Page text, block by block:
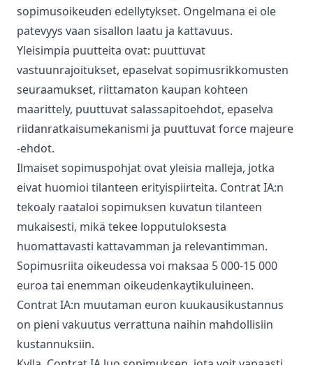
sopimusoikeuden edellytykset. Ongelmana ei ole
patevyys vaan sisallon laatu ja kattavuus.
Yleisimpia puutteita ovat: puuttuvat
vastuunrajoitukset, epaselvat sopimusrikkomusten
seuraamukset, riittamaton kaupan kohteen
maarittely, puuttuvat salassapitoehdot, epaselva
riidanratkaisumekanismi ja puuttuvat force majeure
-ehdot.
Ilmaiset sopimuspohjat ovat yleisia malleja, jotka
eivat huomioi tilanteen erityispiirteita. Contrat IA:n
tekoaly raataloi sopimuksen kuvatun tilanteen
mukaisesti, mikä tekee lopputuloksesta
huomattavasti kattavamman ja relevantimman.
Sopimusriita oikeudessa voi maksaa 5 000-15 000
euroa tai enemman oikeudenkaytikuluineen.
Contrat IA:n muutaman euron kuukausikustannus
on pieni vakuutus verrattuna naihin mahdollisiin
kustannuksiin.